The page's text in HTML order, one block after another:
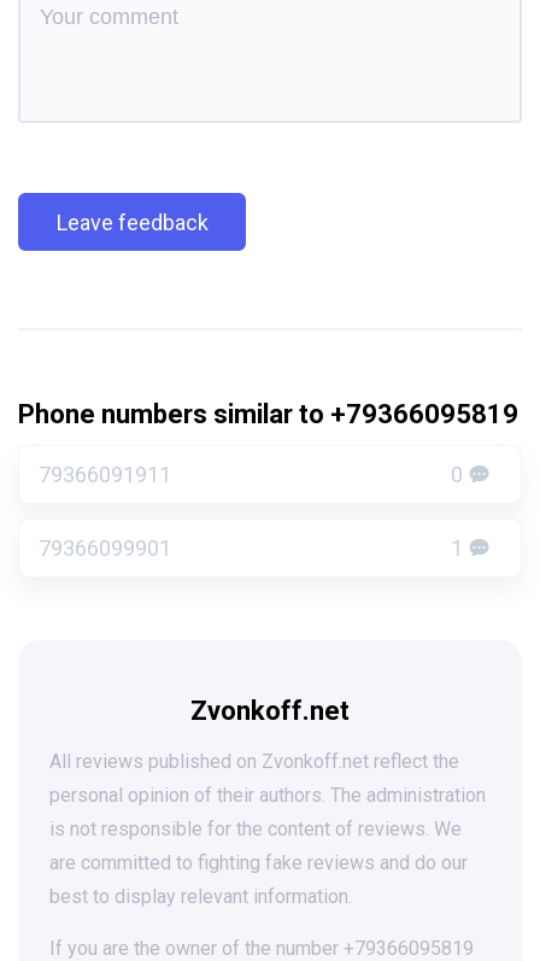
Leave feedback
Phone numbers similar to +79366095819
79366091911 0
79366099901 1
Zvonkoff.net
All reviews published on Zvonkoff.net reflect the
personal opinion of their authors. The administration
is not responsible for the content of reviews. We
are committed to fighting fake reviews and do our
best to display relevant information.
If you are the owner of the number +79366095819